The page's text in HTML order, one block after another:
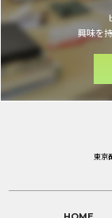
興味を
東京